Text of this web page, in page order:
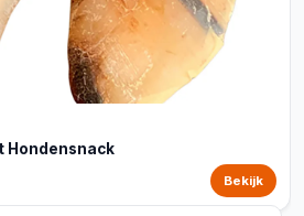
Hondensnack
Bekijk